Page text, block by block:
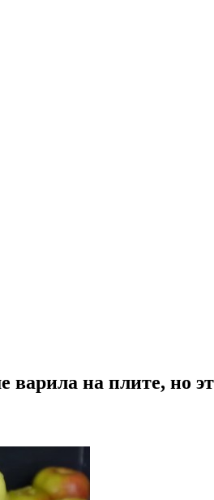
на плите, но